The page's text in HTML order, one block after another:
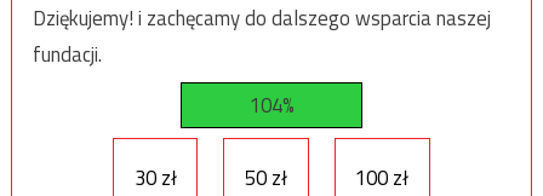
Dziękujemy! i zachęcamy do dalszego wsparcia naszej
fundacji.
104%
30 zł 50 zł 100 zł